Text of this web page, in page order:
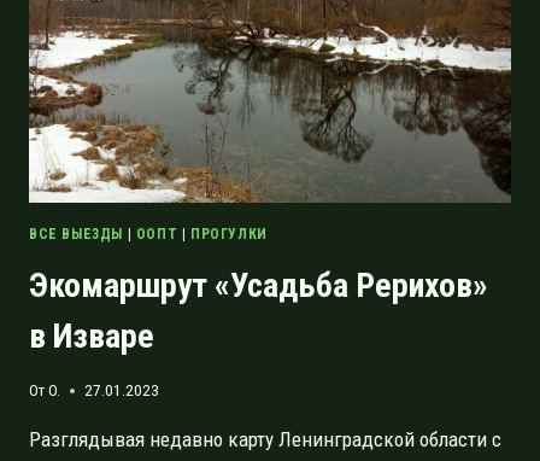
ВСЕ ВЫЕЗДЫ ООПТ ПРОГУЛКИ
Экомаршрут «Усадьба Рерихов»
в Изваре
ОтO. 27.01.2023
Разглядывая недавно карту Ленинградской области с